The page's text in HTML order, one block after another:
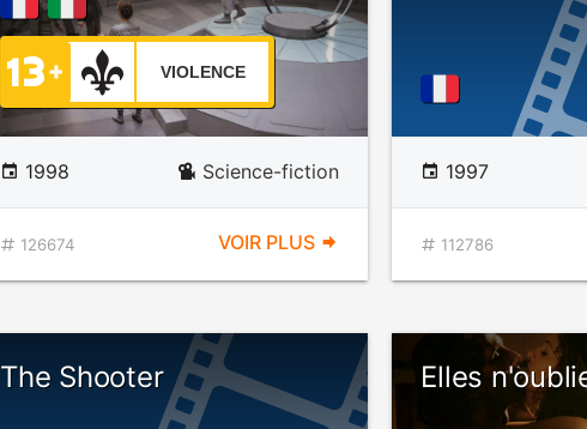
VIOLENCE
1998 Science-fiction
126674 VOIR PLUS
1997
112786
The Shooter Elles